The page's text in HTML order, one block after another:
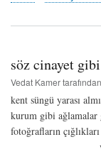
-
söz cinayet
Vedat Kamertarafından
kent süngü yarası
kurum gibi ağlamalar
fotoğrafların
ve